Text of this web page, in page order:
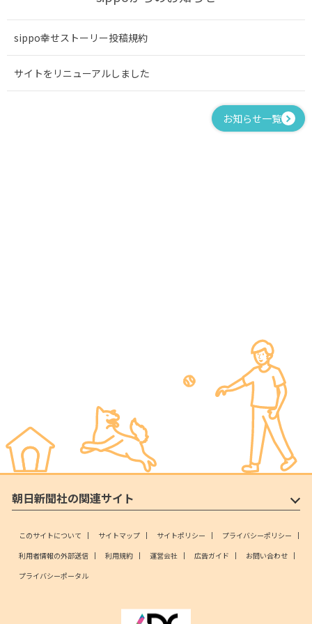
sippo幸せストーリー投稿規約
サイトをリニューアルしました
お知らせ一覧
朝日新聞社の関連サイト
このサイトについて サイトマップ サイトポリシー
プライバシーポリシー
利用者情報の外部送信
利用規約 運営会社 広告ガイド
お問い合わせ
プライバシーポータル